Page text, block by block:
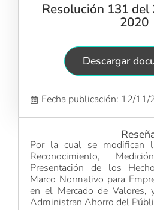
Resolución 131 del
2020
Descargar
Fecha publicación: 12/
Por la cual se modifican
Reconocimiento,
Presentación de los
Marco Normativo para
en el Mercado de Valores,
Administran Ahorro del